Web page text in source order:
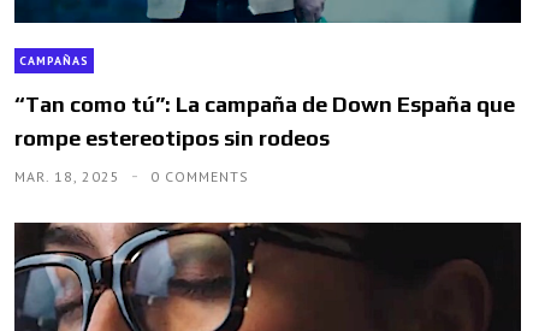
CAMPAÑAS
“Tan como tú”: La campaña de Down España que
rompe estereotipos sin rodeos
MAR. 18, 2025 0 COMMENTS